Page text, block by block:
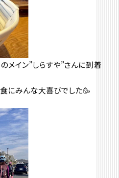
メイン”しらすや”さんに到着
にみんな大喜びでした🥳